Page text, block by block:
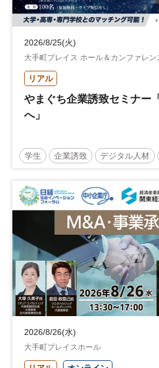
2026/8/25(火)
大手町プレイス ホール＆カンファレン
リアル
やまぐち企業誘致セミナー
へ」
学生 企業誘致 デジタル人材
地域活性化 自治体
2026/8/26(水)
大手町プレイスホール